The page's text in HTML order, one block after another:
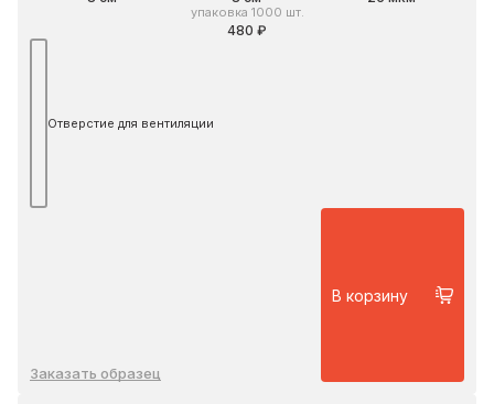
упаковка 1000 шт.
480 ₽
Отверстие для вентиляции
Заказать образец
В корзину